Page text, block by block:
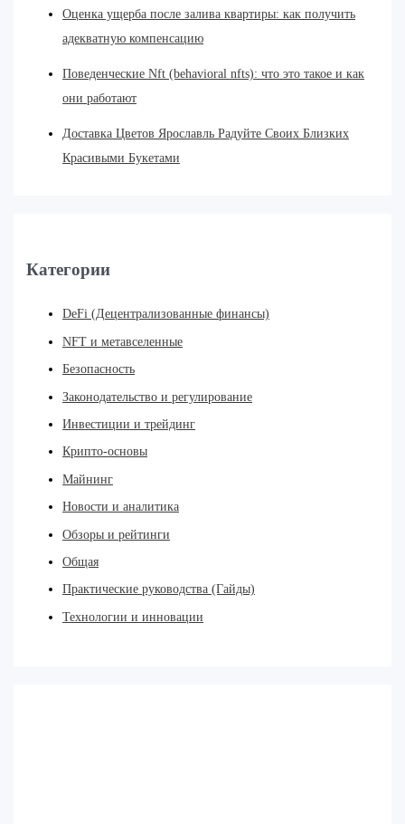
Оценка ущерба после залива квартиры: как получить
адекватную компенсацию
Поведенческие Nft (behavioral nfts): что это такое и как
они работают
Доставка Цветов Ярославль Радуйте Своих Близких
Красивыми Букетами
Категории
DeFi (Децентрализованные финансы)
NFT и метавселенные
Безопасность
Законодательство и регулирование
Инвестиции и трейдинг
Крипто-основы
Майнинг
Новости и аналитика
Обзоры и рейтинги
Общая
Практические руководства (Гайды)
Технологии и инновации